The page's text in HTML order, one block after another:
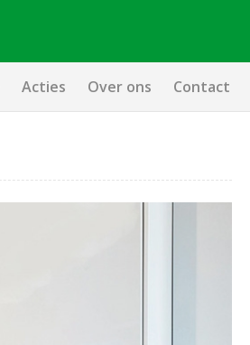
Acties Over ons Contact